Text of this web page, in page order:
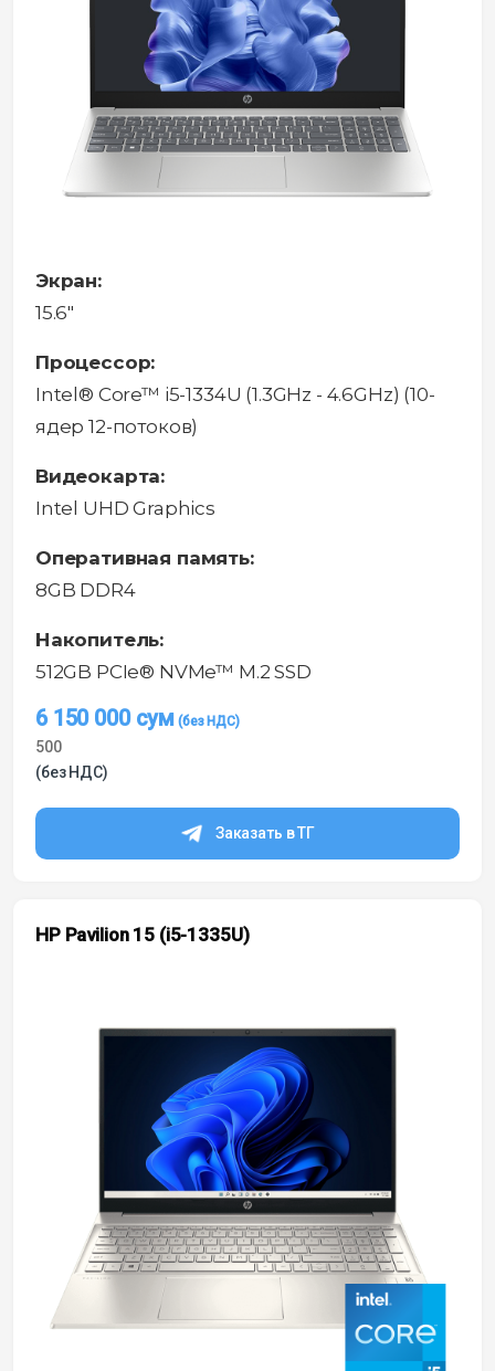
Экран:
15.6"
Процессор:
Intel® Core™ i5-1334U (1.3GHz - 4.6GHz) (10-
ядер 12-потоков)
Видеокарта:
Intel UHD Graphics
Оперативная память:
8GB DDR4
Накопитель:
512GB PCIe® NVMe™ M.2 SSD
6 150 000 сум
500
(без НДС)
Заказать в ТГ
HP Pavilion 15 (i5-1335U)